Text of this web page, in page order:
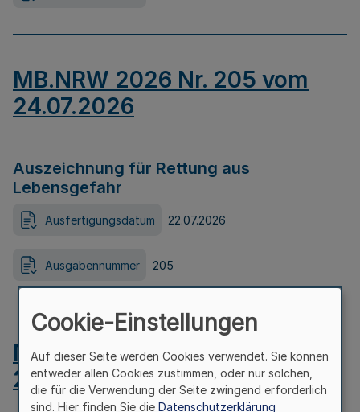
MB.NRW 2026 Nr. 205 vom
24.07.2026
Auszeichnung für Rettung aus
Lebensgefahr
Ausfertigungsdatum 22.07.2026
Ausgabennummer 205
MB.NRW 2026 Nr. 204 vom
24.07.2026
Cookie-Einstellungen
Auf dieser Seite werden Cookies verwendet. Sie können
entweder allen Cookies zustimmen, oder nur solchen,
die für die Verwendung der Seite zwingend erforderlich
sind. Hier finden Sie die Datenschutzerklärung